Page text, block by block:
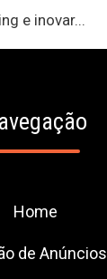
e inovar...
Home
de Anúncios